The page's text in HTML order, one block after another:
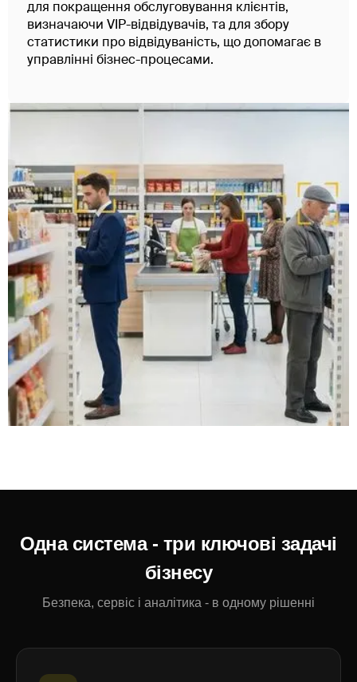
для покращення обслуговування клієнтів,
визначаючи VIP-відвідувачів, та для збору
статистики про відвідуваність, що допомагає в
управлінні бізнес-процесами.
Одна система - три ключові задачі
бізнесу
Безпека, сервіс і аналітика - в одному рішенні